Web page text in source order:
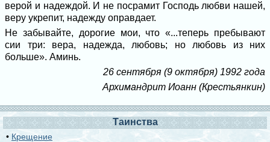
верой и надеждой. И не посрамит Господь любви нашей,
веру укрепит, надежду оправдает.
Не забывайте, дорогие мои, что «...те­перь пребывают
сии три: вера, надежда, любовь; но любовь из них
больше». Аминь.
26 сентября (9 октября) 1992 года
Архимандрит Иоанн (Крестьянкин)
Таинства
• Крещение